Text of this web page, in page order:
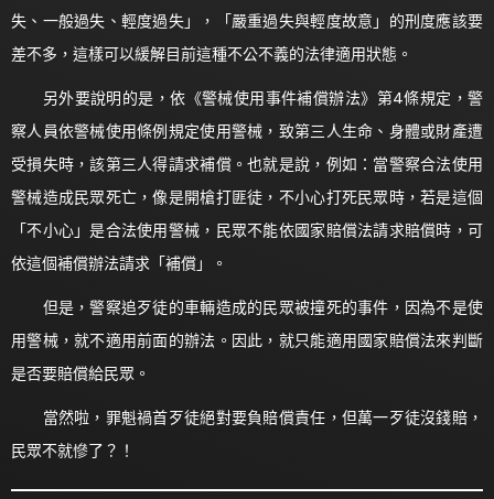
失、一般過失、輕度過失」，「嚴重過失與輕度故意」的刑度應該要
差不多，這樣可以緩解目前這種不公不義的法律適用狀態。
另外要說明的是，依《警械使用事件補償辦法》第4條規定，警
察人員依警械使用條例規定使用警械，致第三人生命、身體或財產遭
受損失時，該第三人得請求補償。也就是說，例如：當警察合法使用
警械造成民眾死亡，像是開槍打匪徒，不小心打死民眾時，若是這個
「不小心」是合法使用警械，民眾不能依國家賠償法請求賠償時，可
依這個補償辦法請求「補償」。
但是，警察追歹徒的車輛造成的民眾被撞死的事件，因為不是使
用警械，就不適用前面的辦法。因此，就只能適用國家賠償法來判斷
是否要賠償給民眾。
當然啦，罪魁禍首歹徒絕對要負賠償責任，但萬一歹徒沒錢賠，
民眾不就慘了？！